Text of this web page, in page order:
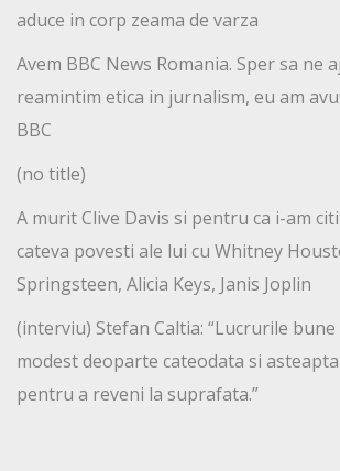
aduce in corp zeama de varza
Avem BBC News Romania. Sper sa ne
reamintim etica in jurnalism, eu am
BBC
(no title)
A murit Clive Davis si pentru ca i-am
cateva povesti ale lui cu Whitney
Springsteen, Alicia Keys, Janis Joplin
(interviu) Stefan Caltia: “Lucrurile
modest deoparte cateodata si
pentru a reveni la suprafata.”